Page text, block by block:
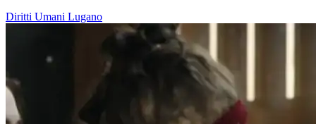
Diritti Umani Lugano